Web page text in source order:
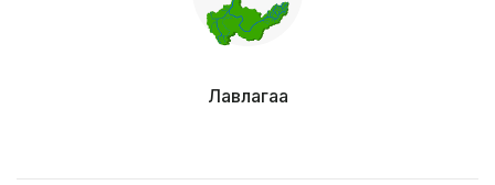
Лавлагаа